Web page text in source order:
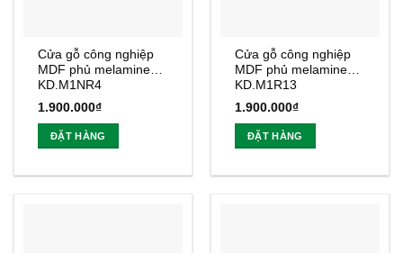
Cửa gỗ công nghiệp
MDF phủ melamine
KD.M1NR4
1.900.000₫
ĐẶT HÀNG
Cửa gỗ công nghiệp
MDF phủ melamine
KD.M1R13
1.900.000₫
ĐẶT HÀNG